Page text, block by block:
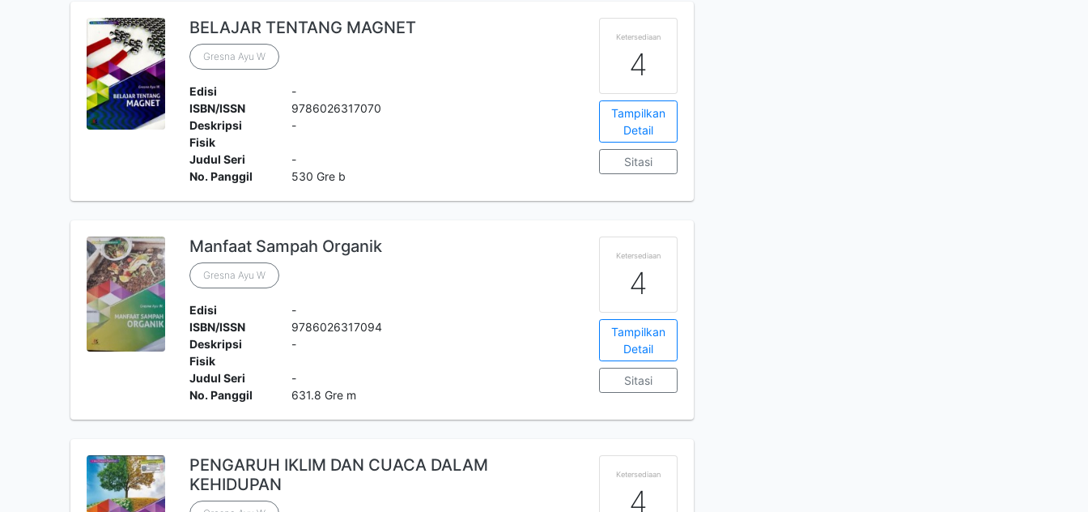
BELAJAR TENTANG MAGNET
Gresna Ayu W
Edisi
-
ISBN/ISSN
9786026317070
Deskripsi
Fisik
-
Judul Seri
-
No. Panggil
530 Gre b
Ketersediaan
4
Tampilkan
Detail
Sitasi
Manfaat Sampah Organik
Gresna Ayu W
Edisi
-
ISBN/ISSN
9786026317094
Deskripsi
Fisik
-
Judul Seri
-
No. Panggil
631.8 Gre m
Ketersediaan
4
Tampilkan
Detail
Sitasi
PENGARUH IKLIM DAN CUACA DALAM
KEHIDUPAN
Ketersediaan
4